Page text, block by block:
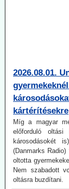
kártérítésekre
Míg a magyar
előforduló
károsodásokét
(Danmarks
oltotta
Nem szabadott
oltásra buzdítani.
2026.07.21.